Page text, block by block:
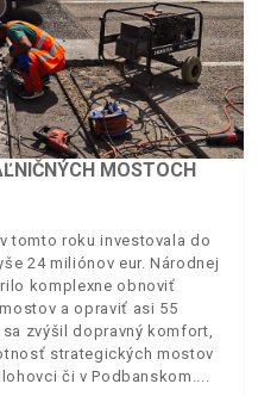
MOSTOCH
tomto roku investovala do
24 miliónov eur. Národnej
komplexne obnoviť
a opraviť asi 55
zvýšil dopravný komfort,
strategických mostov
či v Podbanskom.